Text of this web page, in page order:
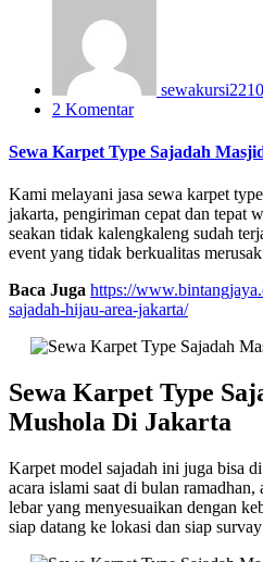
2 Komentar
Sewa Karpet Type Sajadah
Kami melayani jasa sewa karpet
jakarta, pengiriman cepat dan tepat
seakan tidak kalengkaleng sudah
event yang tidak berkualitas merusak
Baca Juga https://
sajadah-hijau-area-jakarta/
Sewa Karpet Type
Mushola Di Jakarta
Karpet model sajadah ini juga bisa
acara islami saat di bulan ramadhan,
lebar yang menyesuaikan dengan
siap datang ke lokasi dan siap